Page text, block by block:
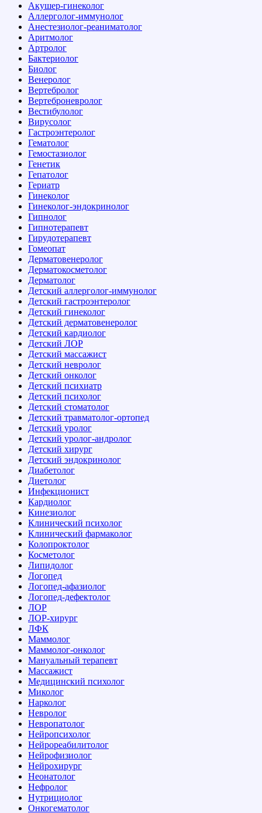
Акушер-гинеколог
Аллерголог-иммунолог
Анестезиолог-реаниматолог
Аритмолог
Артролог
Бактериолог
Биолог
Венеролог
Вертебролог
Вертеброневролог
Вестибулолог
Вирусолог
Гастроэнтеролог
Гематолог
Гемостазиолог
Генетик
Гепатолог
Гериатр
Гинеколог
Гинеколог-эндокринолог
Гипнолог
Гипнотерапевт
Гирудотерапевт
Гомеопат
Дерматовенеролог
Дерматокосметолог
Дерматолог
Детский аллерголог-иммунолог
Детский гастроэнтеролог
Детский гинеколог
Детский дерматовенеролог
Детский кардиолог
Детский ЛОР
Детский массажист
Детский невролог
Детский онколог
Детский психиатр
Детский психолог
Детский стоматолог
Детский травматолог-ортопед
Детский уролог
Детский уролог-андролог
Детский хирург
Детский эндокринолог
Диабетолог
Диетолог
Инфекционист
Кардиолог
Кинезиолог
Клинический психолог
Клинический фармаколог
Колопроктолог
Косметолог
Липидолог
Логопед
Логопед-афазиолог
Логопед-дефектолог
ЛОР
ЛОР-хирург
ЛФК
Маммолог
Маммолог-онколог
Мануальный терапевт
Массажист
Медицинский психолог
Миколог
Нарколог
Невролог
Невропатолог
Нейропсихолог
Нейрореабилитолог
Нейрофизиолог
Нейрохирург
Неонатолог
Нефролог
Нутрициолог
Онкогематолог